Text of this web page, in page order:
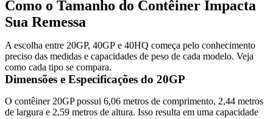
Como o Tamanho do Contêiner Impacta
Sua Remessa
A escolha entre 20GP, 40GP e 40HQ começa pelo conhecimento
preciso das medidas e capacidades de peso de cada modelo. Veja
como cada tipo se compara.
Dimensões e Especificações do 20GP
O contêiner 20GP possui 6,06 metros de comprimento, 2,44 metros
de largura e 2,59 metros de altura. Isso resulta em uma capacidade